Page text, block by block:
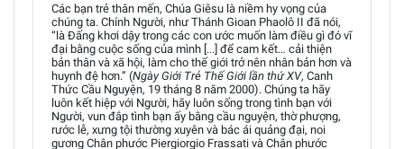
Các bạn trẻ thân mến, Chúa Giêsu là niềm hy vọng của
chúng ta. Chính Người, như Thánh Gioan Phaolô II đã nói,
“là Đấng khơi dậy trong các con ước muốn làm điều gì đó vĩ
đại bằng cuộc sống của mình [...] để cam kết… cải thiện
bản thân và xã hội, làm cho thế giới trở nên nhân bản hơn và
huynh đệ hơn.” (Ngày Giới Trẻ Thế Giới lần thứ XV, Canh
Thức Cầu Nguyện, 19 tháng 8 năm 2000). Chúng ta hãy
luôn kết hiệp với Người, hãy luôn sống trong tình bạn với
Người, vun đắp tình bạn ấy bằng cầu nguyện, thờ phượng,
rước lễ, xưng tội thường xuyên và bác ái quảng đại, noi
gương Chân phước Piergiorgio Frassati và Chân phước